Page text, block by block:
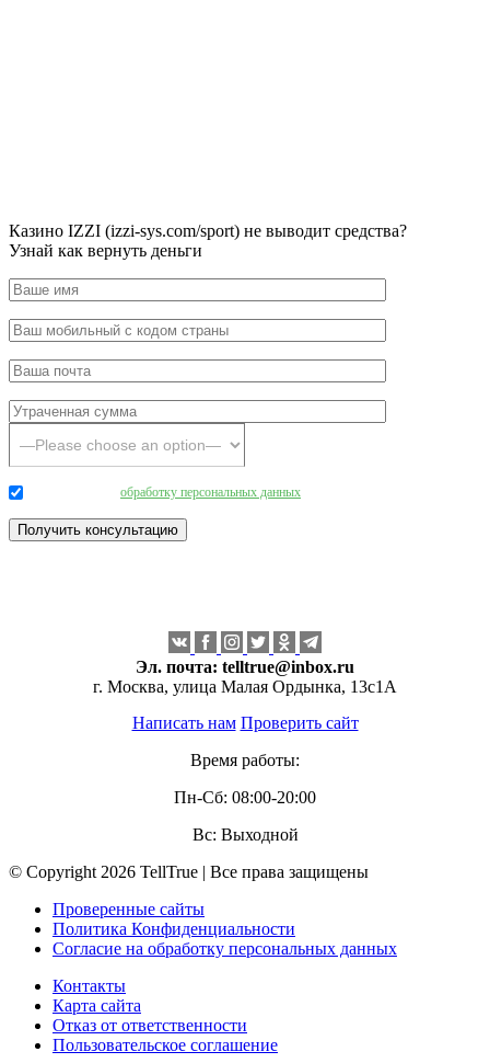
Казино IZZI (izzi-sys.com/sport) не выводит средства?
Узнай как вернуть деньги
обработку персональных данных
Эл. почта: telltrue@inbox.ru
г. Москва, улица Малая Ордынка, 13с1А
Написать нам Проверить сайт
Время работы:
Пн-Сб: 08:00-20:00
Вс: Выходной
© Copyright 2026 TellTrue | Все права защищены
Проверенные сайты
Политика Конфиденциальности
Согласие на обработку персональных данных
Контакты
Карта сайта
Отказ от ответственности
Пользовательское соглашение